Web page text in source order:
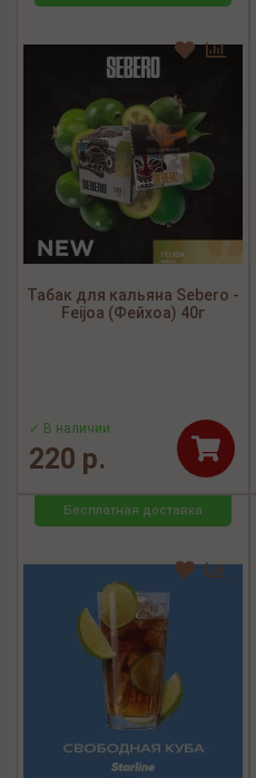
Табак для кальяна Sebero -
Feijoa (Фейхоа) 40г
✓ В наличии
220 р.
Бесплатная доставка